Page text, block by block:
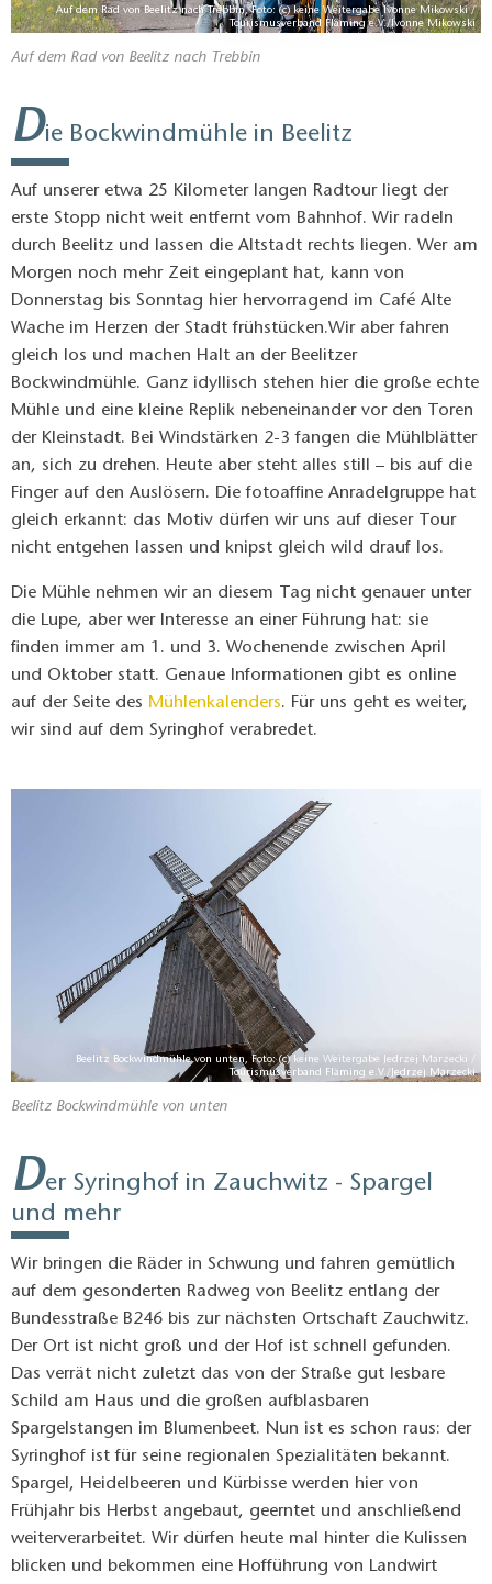
Auf dem Rad von Beelitz nach Trebbin, Foto: (c) keine Weitergabe Ivonne Mikowski /
Tourismusverband Fläming e.V./Ivonne Mikowski
Auf dem Rad von Beelitz nach Trebbin
Die Bockwindmühle in Beelitz
Auf unserer etwa 25 Kilometer langen Radtour liegt der
erste Stopp nicht weit entfernt vom Bahnhof. Wir radeln
durch Beelitz und lassen die Altstadt rechts liegen. Wer am
Morgen noch mehr Zeit eingeplant hat, kann von
Donnerstag bis Sonntag hier hervorragend im Café Alte
Wache im Herzen der Stadt frühstücken.Wir aber fahren
gleich los und machen Halt an der Beelitzer
Bockwindmühle. Ganz idyllisch stehen hier die große echte
Mühle und eine kleine Replik nebeneinander vor den Toren
der Kleinstadt. Bei Windstärken 2-3 fangen die Mühlblätter
an, sich zu drehen. Heute aber steht alles still – bis auf die
Finger auf den Auslösern. Die fotoaffine Anradelgruppe hat
gleich erkannt: das Motiv dürfen wir uns auf dieser Tour
nicht entgehen lassen und knipst gleich wild drauf los.
Die Mühle nehmen wir an diesem Tag nicht genauer unter
die Lupe, aber wer Interesse an einer Führung hat: sie
finden immer am 1. und 3. Wochenende zwischen April
und Oktober statt. Genaue Informationen gibt es online
auf der Seite des Mühlenkalenders. Für uns geht es weiter,
wir sind auf dem Syringhof verabredet.
Beelitz Bockwindmühle von unten, Foto: (c) keine Weitergabe Jedrzej Marzecki /
Tourismusverband Fläming e.V./Jedrzej Marzecki
Beelitz Bockwindmühle von unten
Der Syringhof in Zauchwitz - Spargel
und mehr
Wir bringen die Räder in Schwung und fahren gemütlich
auf dem gesonderten Radweg von Beelitz entlang der
Bundesstraße B246 bis zur nächsten Ortschaft Zauchwitz.
Der Ort ist nicht groß und der Hof ist schnell gefunden.
Das verrät nicht zuletzt das von der Straße gut lesbare
Schild am Haus und die großen aufblasbaren
Spargelstangen im Blumenbeet. Nun ist es schon raus: der
Syringhof ist für seine regionalen Spezialitäten bekannt.
Spargel, Heidelbeeren und Kürbisse werden hier von
Frühjahr bis Herbst angebaut, geerntet und anschließend
weiterverarbeitet. Wir dürfen heute mal hinter die Kulissen
blicken und bekommen eine Hofführung von Landwirt